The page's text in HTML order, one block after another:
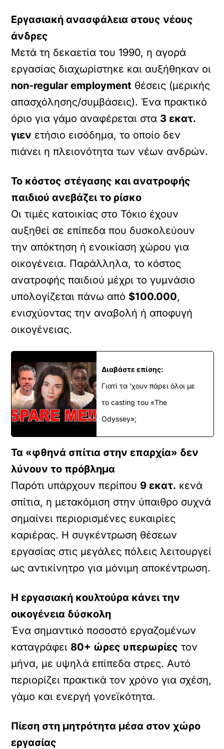
Εργασιακή ανασφάλεια στους νέους
άνδρες
Μετά τη δεκαετία του 1990, η αγορά
εργασίας διαχωρίστηκε και αυξήθηκαν οι
non-regular employment θέσεις (μερικής
απασχόλησης/συμβάσεις). Ένα πρακτικό
όριο για γάμο αναφέρεται στα 3 εκατ.
γιεν ετήσιο εισόδημα, το οποίο δεν
πιάνει η πλειονότητα των νέων ανδρών.
Το κόστος στέγασης και ανατροφής
παιδιού ανεβάζει το ρίσκο
Οι τιμές κατοικίας στο Τόκιο έχουν
αυξηθεί σε επίπεδα που δυσκολεύουν
την απόκτηση ή ενοικίαση χώρου για
οικογένεια. Παράλληλα, το κόστος
ανατροφής παιδιού μέχρι το γυμνάσιο
υπολογίζεται πάνω από $100.000,
ενισχύοντας την αναβολή ή αποφυγή
οικογένειας.
Διαβάστε επίσης:
Γιατί τα 'χουν πάρει όλοι με
το casting του «The
Odyssey»;
Τα «φθηνά σπίτια στην επαρχία» δεν
λύνουν το πρόβλημα
Παρότι υπάρχουν περίπου 9 εκατ. κενά
σπίτια, η μετακόμιση στην ύπαιθρο συχνά
σημαίνει περιορισμένες ευκαιρίες
καριέρας. Η συγκέντρωση θέσεων
εργασίας στις μεγάλες πόλεις λειτουργεί
ως αντικίνητρο για μόνιμη αποκέντρωση.
Η εργασιακή κουλτούρα κάνει την
οικογένεια δύσκολη
Ένα σημαντικό ποσοστό εργαζομένων
καταγράφει 80+ ώρες υπερωρίες τον
μήνα, με υψηλά επίπεδα στρες. Αυτό
περιορίζει πρακτικά τον χρόνο για σχέση,
γάμο και ενεργή γονεϊκότητα.
Πίεση στη μητρότητα μέσα στον χώρο
εργασίας